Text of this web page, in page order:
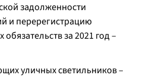
задолженности
и перерегистрацию
за 2021 год –
уличных светильников –